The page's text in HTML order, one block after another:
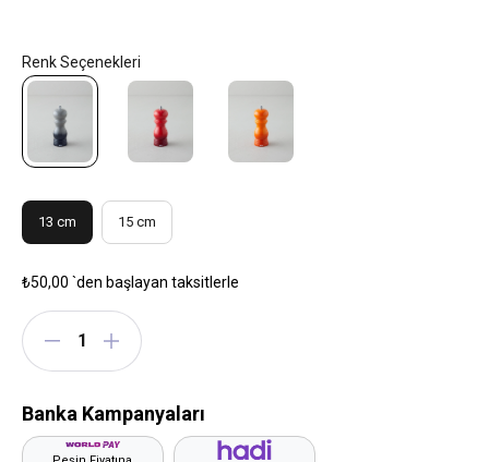
13 cm 15 cm
₺50,00 `den başlayan taksitlerle
Banka Kampanyaları